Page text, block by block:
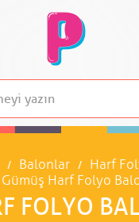
Balonlar
Harf
Gümüş Harf Folyo
FOLYO